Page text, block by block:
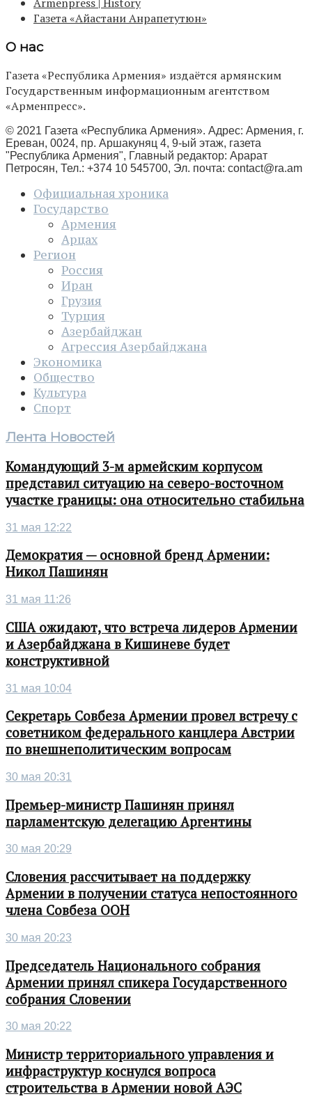
Газета «Айастани Анрапетутюн»
О нас
Газета «Республика Армения» издаётся армянским
Государственным информационным агентством
«Арменпресс».
© 2021 Газета «Республика Армения». Адрес: Армения, г.
Ереван, 0024, пр. Аршакуняц 4, 9-ый этаж, газета
"Республика Армения", Главный редактор: Арарат
Петросян, Тел.: +374 10 545700, Эл. почта: contact@ra.am
Официальная хроника
Государство
Армения
Арцах
Регион
Россия
Иран
Грузия
Турция
Азербайджан
Агрессия Азербайджана
Экономика
Общество
Культура
Спорт
Лента Новостей
Командующий 3-м армейским корпусом
представил ситуацию на северо-восточном
участке границы: она относительно стабильна
31 мая 12:22
Демократия — основной бренд Армении:
Никол Пашинян
31 мая 11:26
США ожидают, что встреча лидеров Армении
и Азербайджана в Кишиневе будет
конструктивной
31 мая 10:04
Секретарь Совбеза Армении провел встречу с
советником федерального канцлера Австрии
по внешнеполитическим вопросам
30 мая 20:31
Премьер-министр Пашинян принял
парламентскую делегацию Аргентины
30 мая 20:29
Словения рассчитывает на поддержку
Армении в получении статуса непостоянного
члена Совбеза ООН
30 мая 20:23
Председатель Национального собрания
Армении принял спикера Государственного
собрания Словении
30 мая 20:22
Министр территориального управления и
инфраструктур коснулся вопроса
строительства в Армении новой АЭС